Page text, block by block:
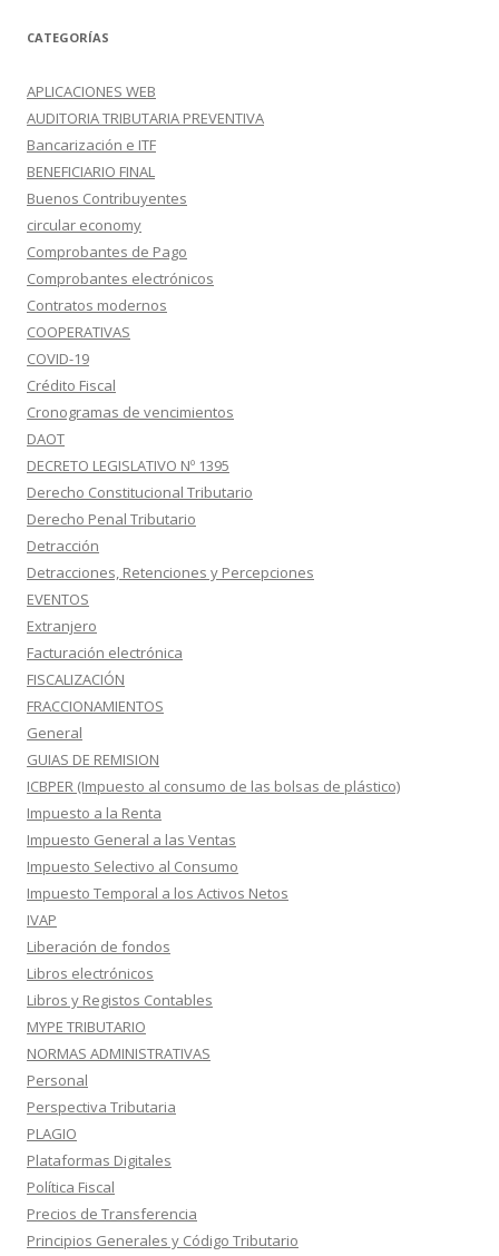
CATEGORÍAS
APLICACIONES WEB
AUDITORIA TRIBUTARIA PREVENTIVA
Bancarización e ITF
BENEFICIARIO FINAL
Buenos Contribuyentes
circular economy
Comprobantes de Pago
Comprobantes electrónicos
Contratos modernos
COOPERATIVAS
COVID-19
Crédito Fiscal
Cronogramas de vencimientos
DAOT
DECRETO LEGISLATIVO Nº 1395
Derecho Constitucional Tributario
Derecho Penal Tributario
Detracción
Detracciones, Retenciones y Percepciones
EVENTOS
Extranjero
Facturación electrónica
FISCALIZACIÓN
FRACCIONAMIENTOS
General
GUIAS DE REMISION
ICBPER (Impuesto al consumo de las bolsas de plástico)
Impuesto a la Renta
Impuesto General a las Ventas
Impuesto Selectivo al Consumo
Impuesto Temporal a los Activos Netos
IVAP
Liberación de fondos
Libros electrónicos
Libros y Registos Contables
MYPE TRIBUTARIO
NORMAS ADMINISTRATIVAS
Personal
Perspectiva Tributaria
PLAGIO
Plataformas Digitales
Política Fiscal
Precios de Transferencia
Principios Generales y Código Tributario